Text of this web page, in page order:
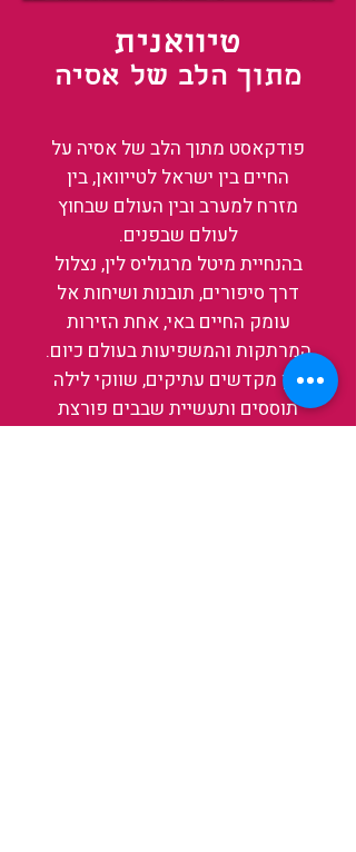
טיוואנית
מתוך הלב של אסיה
פודקאסט מתוך הלב של אסיה על
החיים בין ישראל לטייוואן, בין
מזרח למערב ובין העולם שבחוץ
לעולם שבפנים.
בהנחיית מיטל מרגוליס לין, נצלול
דרך סיפורים, תובנות ושיחות אל
עומק החיים באי, אחת הזירות
המרתקות והמשפיעות בעולם כיום.
בין מקדשים עתיקים, שווקי לילה
תוססים ותעשיית שבבים פורצת